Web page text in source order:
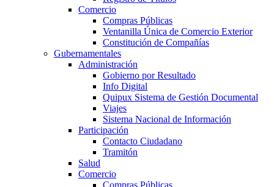
Comercio
Compras Públicas
Ventanilla Única de Comercio Exterior
Constitución de Compañías
Gubernamentales
Administración
Gobierno por Resultado
Info Digital
Quipux Sistema de Gestión Documental
Viajes
Sistema Nacional de Información
Participación
Contacto Ciudadano
Tramitón
Salud
Comercio
Compras Públicas